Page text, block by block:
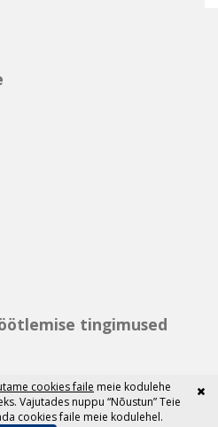
tingimused
cookies faile meie kodulehe
Vajutades nuppu “Nõustun” Teie
cookies faile meie kodulehel.